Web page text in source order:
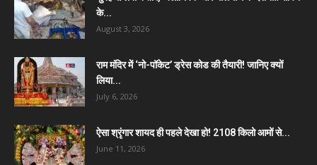
के...
August 3, 2026
राम मंदिर में ‘नो-पॉकेट’ ड्रेस कोड की तैयारी! जानिए क्यों
लिया...
July 6, 2026
ऐसा श्रृंगार शायद ही पहले देखा हो! 2108 किलो आमों से...
June 11, 2026